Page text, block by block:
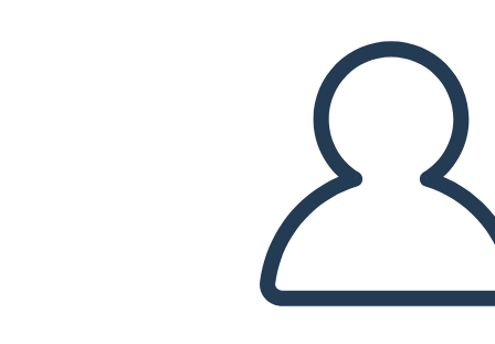
DIAVETÍTÉS LEJÁTSZÁSA
OLVASS NEKEM